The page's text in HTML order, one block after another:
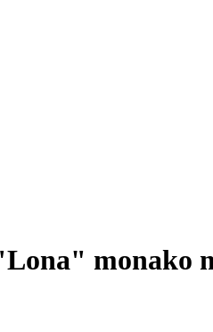
monako